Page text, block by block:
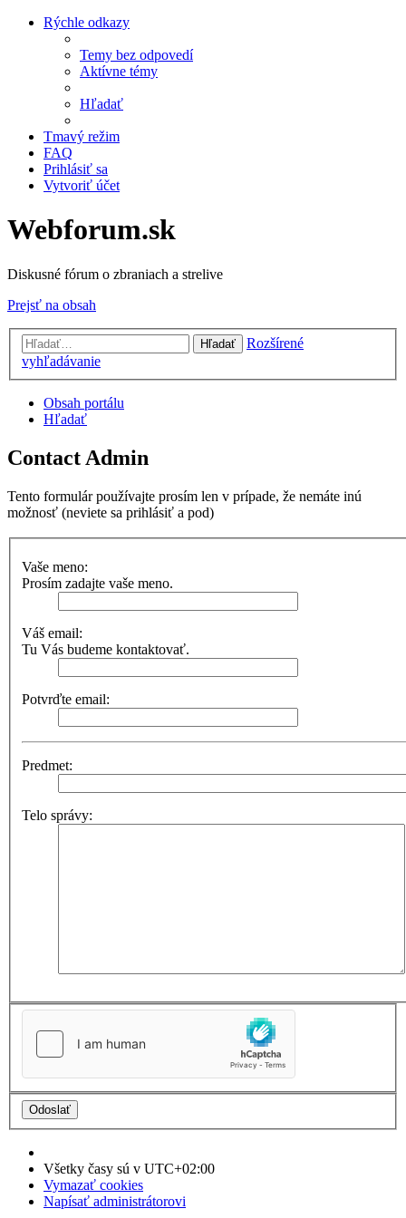
Rýchle odkazy
Temy bez odpovedí
Aktívne témy
Hľadať
Tmavý režim
FAQ
Prihlásiť sa
Vytvoriť účet
Webforum.sk
Diskusné fórum o zbraniach a strelive
Prejsť na obsah
Hľadať
Rozšírené
vyhľadávanie
Obsah portálu
Hľadať
Contact Admin
Tento formulár používajte prosím len v prípade, že nemáte inú
možnosť (neviete sa prihlásiť a pod)
Vaše meno:
Prosím zadajte vaše meno.
Váš email:
Tu Vás budeme kontaktovať.
Potvrďte email:
Predmet:
Telo správy:
Všetky časy sú v UTC+02:00
Vymazať cookies
Napísať administrátorovi